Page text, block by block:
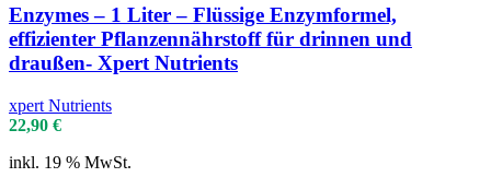
Enzymes – 1 Liter – Flüssige Enzymformel,
effizienter Pflanzennährstoff für drinnen und
draußen- Xpert Nutrients
xpert Nutrients
22,90 €
inkl. 19 % MwSt.